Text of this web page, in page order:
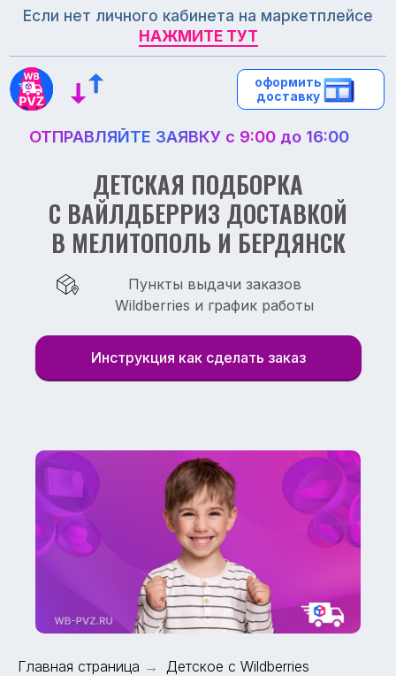
Если нет личного кабинета на маркетплейсе
НАЖМИТЕ ТУТ
оформить
доставку
НАЖМИТЕ ТУТ
оформить
доставку
ДЕТСКАЯ ПОДБОРКА
С ВАЙЛДБЕРРИЗ ДОСТАВКОЙ
В МЕЛИТОПОЛЬ И БЕРДЯНСК
Инструкция как сделать заказ
Пункты выдачи заказов
Wildberries и график работы
Главная страница → Детское с Wildberries